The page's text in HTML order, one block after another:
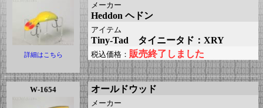
詳細はこちら
メーカー
Heddon ヘドン
アイテム
Tiny-Tad タイニータド：XRY
税込価格： 販売終了しました
W-1654 オールドウッド
メーカー